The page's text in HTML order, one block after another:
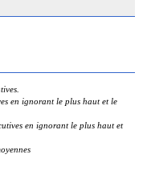
en ignorant le plus haut et le
en ignorant le plus haut et